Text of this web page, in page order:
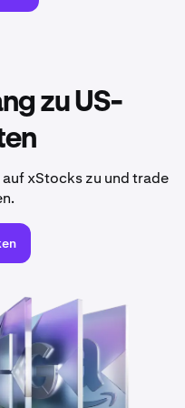
zu US-
xStocks zu und trade